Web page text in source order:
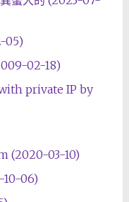
05)
02-18)
private IP by
(2020-03-10)
10-06)